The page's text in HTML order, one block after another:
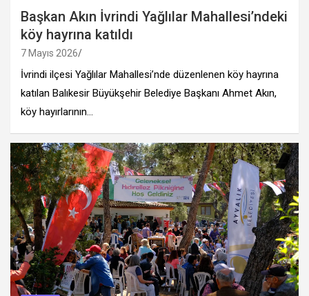
Başkan Akın İvrindi Yağlılar Mahallesi’ndeki
köy hayrına katıldı
7 Mayıs 2026
İvrindi ilçesi Yağlılar Mahallesi’nde düzenlenen köy hayrına
katılan Balıkesir Büyükşehir Belediye Başkanı Ahmet Akın,
köy hayırlarının…